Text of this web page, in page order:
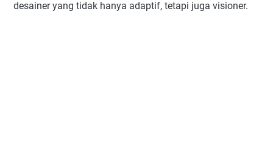
desainer yang tidak hanya adaptif, tetapi juga visioner.